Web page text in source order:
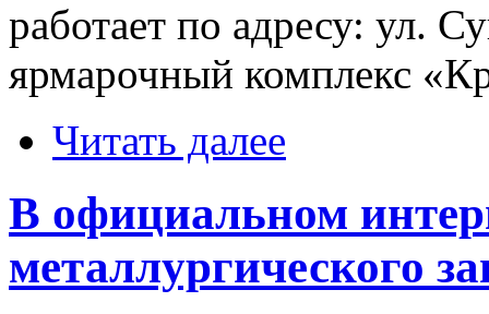
работает по адресу: ул.
ярмарочный комплекс
Читать далее
В официальном
металлургического